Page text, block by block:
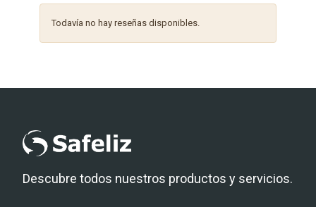
Todavía no hay reseñas disponibles.
Descubre todos nuestros productos y servicios.